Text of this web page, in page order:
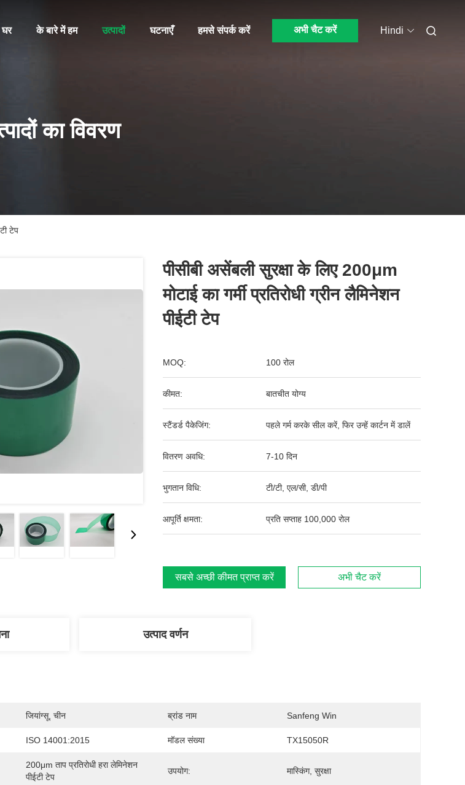
घर के बारे में हम उत्पादों घटनाएँ हमसे संपर्क करें अभी चैट करें Hindi
का विवरण
टेप
पीसीबी असेंबली सुरक्षा के लिए 200μm
मोटाई का गर्मी प्रतिरोधी ग्रीन लैमिनेशन
पीईटी टेप
MOQ: 100 रोल
कीमत: बातचीत योग्य
स्टैंडर्ड पैकेजिंग: पहले गर्म करके सील करें, फिर उन्हें कार्टन में डालें
वितरण अवधि: 7-10 दिन
भुगतान विधि: टी/टी, एल/सी, डी/पी
आपूर्ति क्षमता: प्रति सप्ताह 100,000 रोल
सबसे अच्छी कीमत प्राप्त करें अभी चैट करें
उत्पाद वर्णन
जियांग्सू, चीन ब्रांड नाम Sanfeng Win
ISO 14001:2015 मॉडल संख्या TX15050R
200μm ताप प्रतिरोधी हरा लेमिनेशन
पीईटी टेप
उपयोग: मास्किंग, सुरक्षा